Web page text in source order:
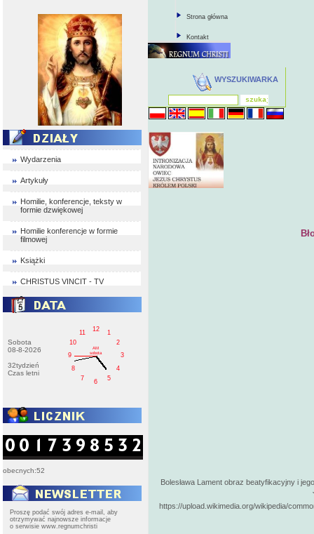
Wydarzenia
Artykuły
Homilie, konferencje, teksty w
formie dzwiękowej
Homilie konferencje w formie
filmowej
Książki
CHRISTUS VINCIT - TV
Sobota
08-8-2026
32tydzień
Czas letni
1
2
3
4
5
6
7
8
9
10
11
12
AM
sobota
obecnych:52
Proszę podać swój adres e-mail, aby
otrzymywać najnowsze informacje
o serwisie www.regnumchristi
Strona główna
Kontakt
WYSZUKIWARKA
Bolesława Lament obraz beatyfikacyjny i
https://upload.wikimedia.org/wikipedia/